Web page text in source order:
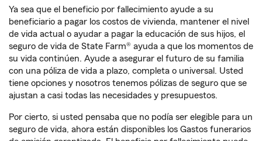
Ya sea que el beneficio por fallecimiento ayude a su
beneficiario a pagar los costos de vivienda, mantener el nivel
de vida actual o ayudar a pagar la educación de sus hijos, el
seguro de vida de State Farm® ayuda a que los momentos de
su vida continúen. Ayude a asegurar el futuro de su familia
con una póliza de vida a plazo, completa o universal. Usted
tiene opciones y nosotros tenemos pólizas de seguro que se
ajustan a casi todas las necesidades y presupuestos.
Por cierto, si usted pensaba que no podía ser elegible para un
seguro de vida, ahora están disponibles los Gastos funerarios